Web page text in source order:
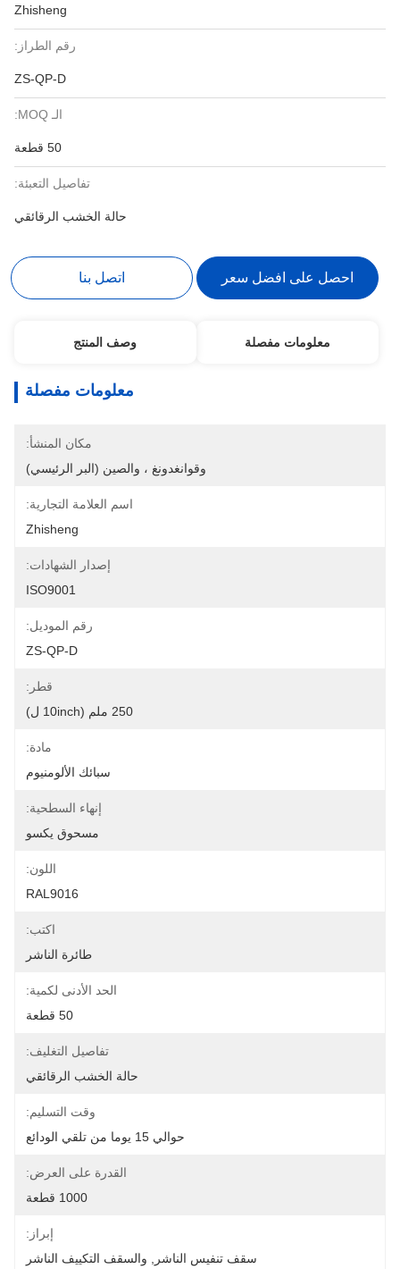
Zhisheng
رقم الطراز:
ZS-QP-D
الـ MOQ:
50 قطعة
تفاصيل التعبئة:
حالة الخشب الرقائقي
احصل على افضل سعر اتصل بنا
معلومات مفصلة وصف المنتج
معلومات مفصلة
مكان المنشأ:
وقوانغدونغ ، والصين (البر الرئيسي)
اسم العلامة التجارية:
Zhisheng
إصدار الشهادات:
ISO9001
رقم الموديل:
ZS-QP-D
قطر:
250 ملم (10inch ل)
مادة:
سبائك الألومنيوم
إنهاء السطحية:
مسحوق يكسو
اللون:
RAL9016
اكتب:
طائرة الناشر
الحد الأدنى لكمية:
50 قطعة
تفاصيل التغليف:
حالة الخشب الرقائقي
وقت التسليم:
حوالي 15 يوما من تلقي الودائع
القدرة على العرض:
1000 قطعة
إبراز:
سقف تنفيس الناشر
والسقف التكييف الناشر